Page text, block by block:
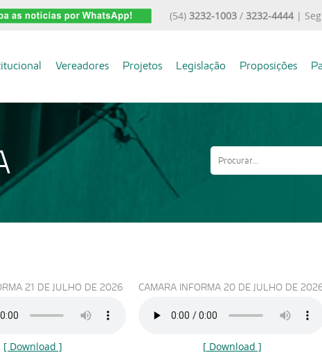
(54) 3232-1003 / 3232-4444|
Vereadores Projetos Legislação Proposições
21 DE JULHO DE 2026
[ Download ]
CAMARA INFORMA 20 DE JULHO DE
[ Download ]